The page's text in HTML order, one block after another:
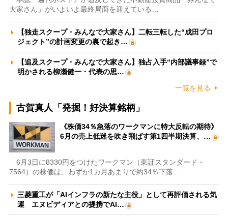
大家さん」がいよいよ最終局面を迎えている…
【独走スクープ・みんなで大家さん】二転三転した“成田プロ
ジェクト”の計画変更の裏で起き…
【追及スクープ・みんなで大家さん】独占入手“内部議事録”で
明かされる柳瀬健一・代表の思…
一覧を見る
古賀真人「発掘！好決算銘柄」
《株価34％急落のワークマンに特大反転の期待》
6月の売上低迷を吹き飛ばす第1四半期決算、…
6月3日に8330円をつけたワークマン（東証スタンダード・
7564）の株価は、わずか1カ月あまりで約34％下落…
三菱重工が「AIインフラの新たな主役」として再評価される気
運 エヌビディアとの提携でAI…